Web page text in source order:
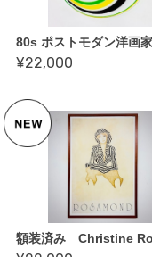
¥22,000